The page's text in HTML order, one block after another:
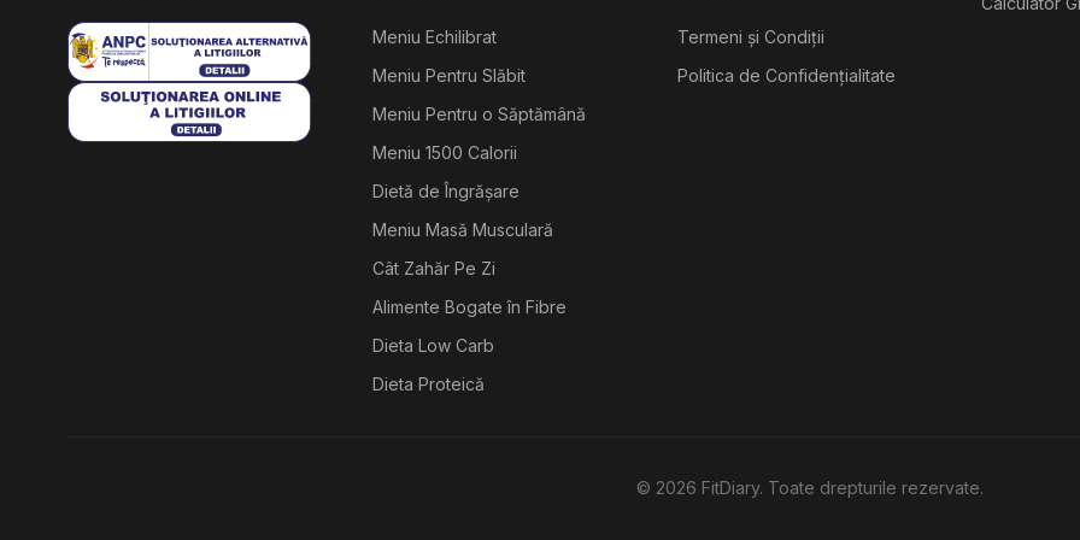
Meniu Echilibrat
Meniu Pentru Slăbit
Meniu Pentru o Săptămână
Meniu 1500 Calorii
Dietă de Îngrășare
Meniu Masă Musculară
Cât Zahăr Pe Zi
Alimente Bogate în Fibre
Dieta Low Carb
Dieta Proteică
Termeni și Condiții
Politica de Confidențialitate
© 2026 FitDiary. Toate drepturile rezervate.